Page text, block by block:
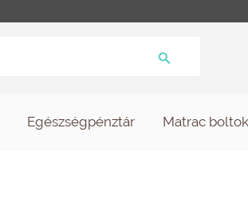
Egészségpénztár Matrac boltok